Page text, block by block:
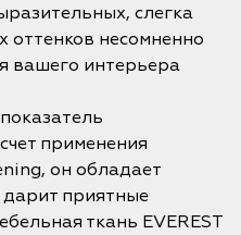
слегка
несомненно
вашего интерьера
применения
он обладает
приятные
ткань EVEREST